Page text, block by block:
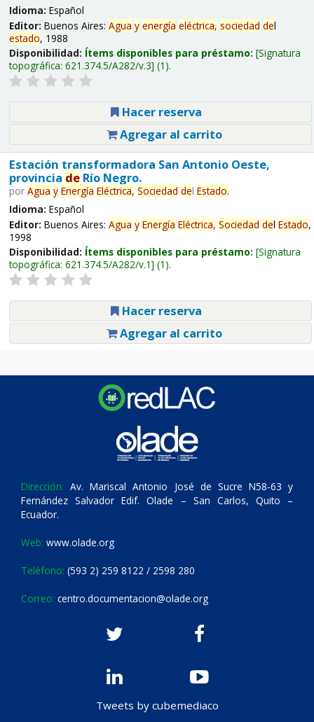
Idioma: Español
Editor: Buenos Aires: Agua y energía eléctrica, sociedad del
estado, 1988
Disponibilidad: Ítems disponibles para préstamo: Signatura
topográfica: 621.374.5/A282/v.3 (1).
Hacer reserva
Agregar al carrito
Estación transformadora San Antonio Oeste,
provincia deRío Negro.
por Agua y Energía Eléctrica, Sociedad del Estado.
Idioma: Español
Editor: Buenos Aires: Agua y Energía Eléctrica, Sociedad del Estado,
1998
Disponibilidad: Ítems disponibles para préstamo: Signatura
topográfica: 621.374.5/A282/v.1 (1).
Hacer reserva
Agregar al carrito
Dirección: Av. Mariscal Antonio José de Sucre N58-63 y
Fernández Salvador Edif. Olade – San Carlos, Quito –
Ecuador.
Web: www.olade.org
Teléfono: (593 2) 259 8122 / 2598 280
Correo: centro.documentacion@olade.org
Tweets by cubemediaco